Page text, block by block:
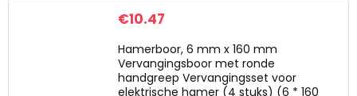
€10.47
Hamerboor, 6 mm x 160 mm
Vervangingsboor met ronde
handgreep Vervangingsset voor
elektrische hamer (4 stuks) (6 * 160